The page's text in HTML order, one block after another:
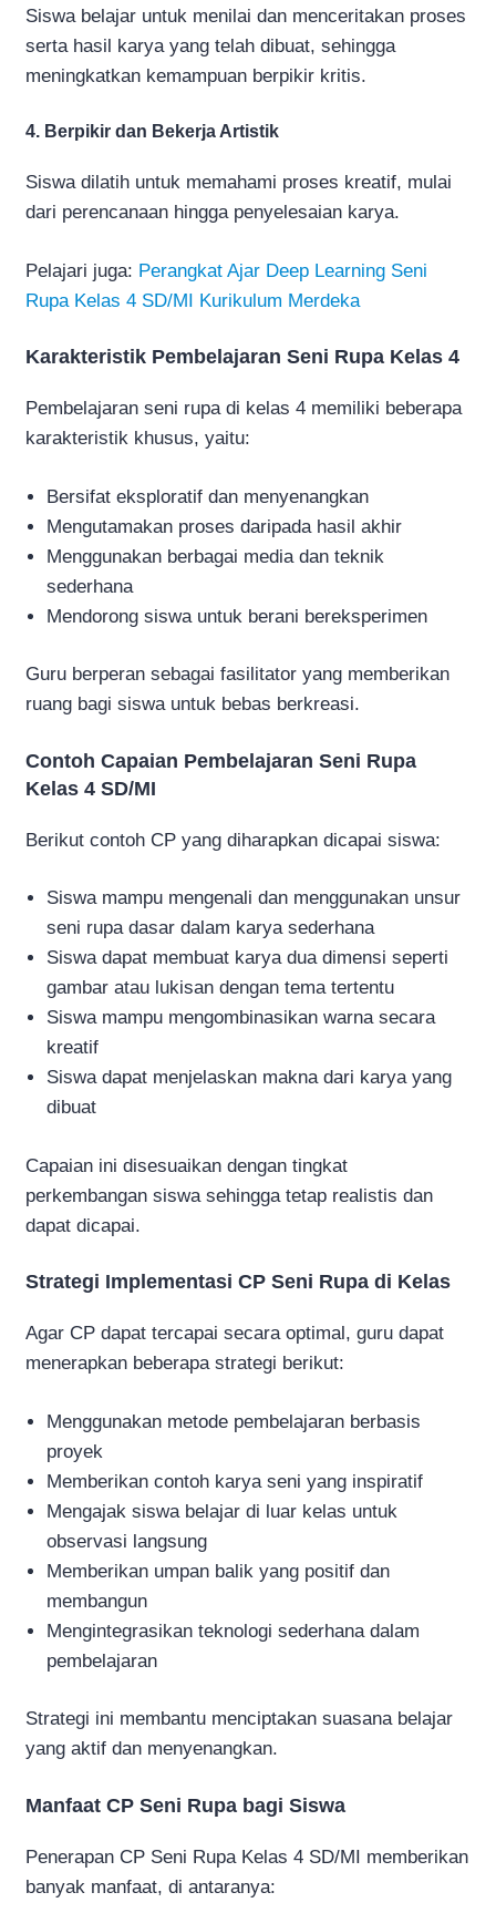
Siswa belajar untuk menilai dan menceritakan proses
serta hasil karya yang telah dibuat, sehingga
meningkatkan kemampuan berpikir kritis.
4. Berpikir dan Bekerja Artistik
Siswa dilatih untuk memahami proses kreatif, mulai
dari perencanaan hingga penyelesaian karya.
Pelajari juga: Perangkat Ajar Deep Learning Seni
Rupa Kelas 4 SD/MI Kurikulum Merdeka
Karakteristik Pembelajaran Seni Rupa Kelas 4
Pembelajaran seni rupa di kelas 4 memiliki beberapa
karakteristik khusus, yaitu:
Bersifat eksploratif dan menyenangkan
Mengutamakan proses daripada hasil akhir
Menggunakan berbagai media dan teknik
sederhana
Mendorong siswa untuk berani bereksperimen
Guru berperan sebagai fasilitator yang memberikan
ruang bagi siswa untuk bebas berkreasi.
Contoh Capaian Pembelajaran Seni Rupa
Kelas 4 SD/MI
Berikut contoh CP yang diharapkan dicapai siswa:
Siswa mampu mengenali dan menggunakan unsur
seni rupa dasar dalam karya sederhana
Siswa dapat membuat karya dua dimensi seperti
gambar atau lukisan dengan tema tertentu
Siswa mampu mengombinasikan warna secara
kreatif
Siswa dapat menjelaskan makna dari karya yang
dibuat
Capaian ini disesuaikan dengan tingkat
perkembangan siswa sehingga tetap realistis dan
dapat dicapai.
Strategi Implementasi CP Seni Rupa di Kelas
Agar CP dapat tercapai secara optimal, guru dapat
menerapkan beberapa strategi berikut:
Menggunakan metode pembelajaran berbasis
proyek
Memberikan contoh karya seni yang inspiratif
Mengajak siswa belajar di luar kelas untuk
observasi langsung
Memberikan umpan balik yang positif dan
membangun
Mengintegrasikan teknologi sederhana dalam
pembelajaran
Strategi ini membantu menciptakan suasana belajar
yang aktif dan menyenangkan.
Manfaat CP Seni Rupa bagi Siswa
Penerapan CP Seni Rupa Kelas 4 SD/MI memberikan
banyak manfaat, di antaranya: